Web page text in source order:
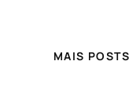
MAIS POSTS